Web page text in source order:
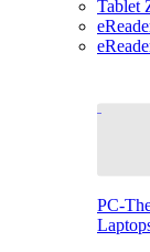
Tablet
PC-